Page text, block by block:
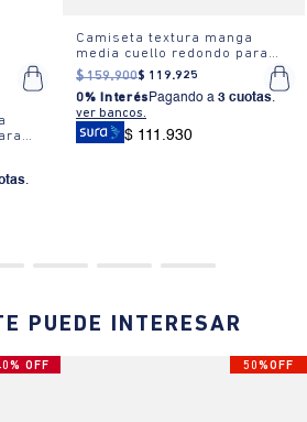
.
Camiseta textura manga
media cuello redondo para
hombre
$ 159.900$ 119.925
0% Interés Pagando a 3 cuotas.
ver bancos.
$ 111.930
PUEDE INTERESAR
OFF 50%OFF